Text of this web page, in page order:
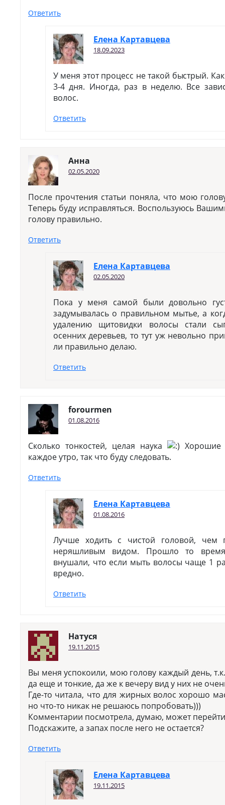
Ответить
Елена Картавцева
18.09.2023
У меня этот процесс не такой быстрый.
3-4 дня. Иногда, раз в неделю. Все
волос.
Ответить
Анна
02.05.2020
После прочтения статьи поняла, что мою
Теперь буду исправляться. Воспользуюсь
голову правильно.
Ответить
Елена Картавцева
02.05.2020
Пока у меня самой были довольно
задумывалась о правильном мытье, а
удалению щитовидки волосы стали
осенних деревьев, то тут уж невольно
ли правильно делаю.
Ответить
forourmen
01.08.2016
Сколько тонкостей, целая наука
Хорошие
каждое утро, так что буду следовать.
Ответить
Елена Картавцева
01.08.2016
Лучше ходить с чистой головой, чем
неряшливым видом. Прошло то
внушали, что если мыть волосы чаще 1
вредно.
Ответить
Натуся
19.11.2015
Вы меня успокоили, мою голову каждый день,
да еще и тонкие, да же к вечеру вид у них не
Где-то читала, что для жирных волос хорошо
но что-то никак не решаюсь попробовать)))
Комментарии посмотрела, думаю, может
Подскажите, а запах после него не остается?
Ответить
Елена Картавцева
19.11.2015